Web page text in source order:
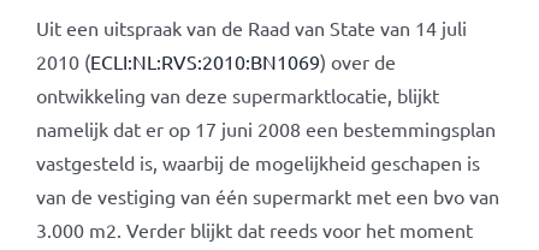
Uit een uitspraak van de Raad van State van 14 juli
2010 (ECLI:NL:RVS:2010:BN1069) over de
ontwikkeling van deze supermarktlocatie, blijkt
namelijk dat er op 17 juni 2008 een bestemmingsplan
vastgesteld is, waarbij de mogelijkheid geschapen is
van de vestiging van één supermarkt met een bvo van
3.000 m2. Verder blijkt dat reeds voor het moment